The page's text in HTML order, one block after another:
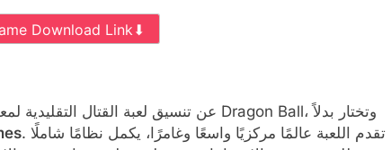
Download Link⬇
. تقدم اللعبة عالمًا مركزيًا واسعًا وغامرًا، يكمل نظامًا شاملًا